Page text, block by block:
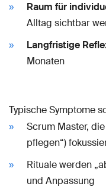
Raum für
Alltag sichtbar
Langfristige
Monaten
Typische Symptome
Scrum Master,
pflegen“)
Rituale werden
und Anpassung